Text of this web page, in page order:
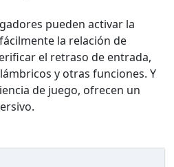
pueden activar la
la relación de
el retraso de entrada,
y otras funciones. Y
de juego, ofrecen un